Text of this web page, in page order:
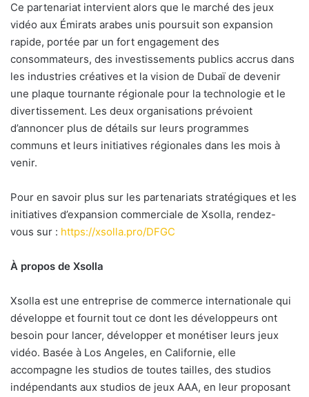
Ce partenariat intervient alors que le marché des jeux
vidéo aux Émirats arabes unis poursuit son expansion
rapide, portée par un fort engagement des
consommateurs, des investissements publics accrus dans
les industries créatives et la vision de Dubaï de devenir
une plaque tournante régionale pour la technologie et le
divertissement. Les deux organisations prévoient
d’annoncer plus de détails sur leurs programmes
communs et leurs initiatives régionales dans les mois à
venir.
Pour en savoir plus sur les partenariats stratégiques et les
initiatives d’expansion commerciale de Xsolla, rendez-
vous sur : https://xsolla.pro/DFGC
À propos de Xsolla
Xsolla est une entreprise de commerce internationale qui
développe et fournit tout ce dont les développeurs ont
besoin pour lancer, développer et monétiser leurs jeux
vidéo. Basée à Los Angeles, en Californie, elle
accompagne les studios de toutes tailles, des studios
indépendants aux studios de jeux AAA, en leur proposant